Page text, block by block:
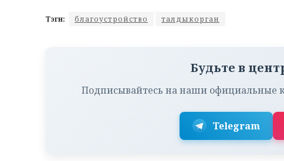
Тэги: благоустройство талдыкорган
Будьте в
Подписывайтесь на наши официальные
Telegram